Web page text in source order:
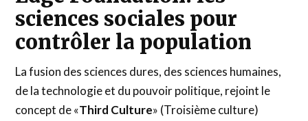
sciences sociales pour
contrôler la population
La fusion des sciences dures, des sciences humaines,
de la technologie et du pouvoir politique, rejoint le
concept de «Third Culture» (Troisième culture)